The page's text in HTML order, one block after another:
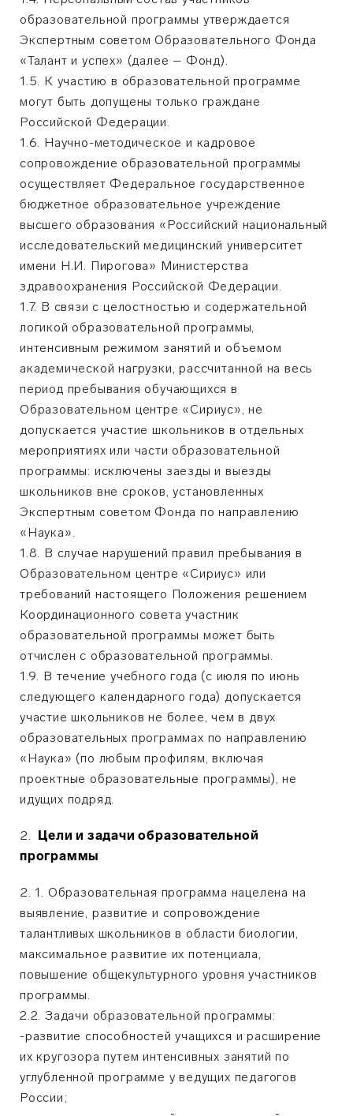
образовательной программы утверждается
Экспертным советом Образовательного Фонда
«Талант и успех» (далее – Фонд).
1.5. К участию в образовательной программе
могут быть допущены только граждане
Российской Федерации.
1.6. Научно-методическое и кадровое
сопровождение образовательной программы
осуществляет Федеральное государственное
бюджетное образовательное учреждение
высшего образования «Российский национальный
исследовательский медицинский университет
имени Н.И. Пирогова» Министерства
здравоохранения Российской Федерации.
1.7. В связи с целостностью и содержательной
логикой образовательной программы,
интенсивным режимом занятий и объемом
академической нагрузки, рассчитанной на весь
период пребывания обучающихся в
Образовательном центре «Сириус», не
допускается участие школьников в отдельных
мероприятиях или части образовательной
программы: исключены заезды и выезды
школьников вне сроков, установленных
Экспертным советом Фонда по направлению
«Наука».
1.8. В случае нарушений правил пребывания в
Образовательном центре «Сириус» или
требований настоящего Положения решением
Координационного совета участник
образовательной программы может быть
отчислен с образовательной программы.
1.9. В течение учебного года (с июля по июнь
следующего календарного года) допускается
участие школьников не более, чем в двух
образовательных программах по направлению
«Наука» (по любым профилям, включая
проектные образовательные программы), не
идущих подряд.
Цели и задачи образовательной
программы
1. Образовательная программа нацелена на
выявление, развитие и сопровождение
талантливых школьников в области биологии,
максимальное развитие их потенциала,
повышение общекультурного уровня участников
программы.
2.2. Задачи образовательной программы:
-развитие способностей учащихся и расширение
их кругозора путем интенсивных занятий по
углубленной программе у ведущих педагогов
России;